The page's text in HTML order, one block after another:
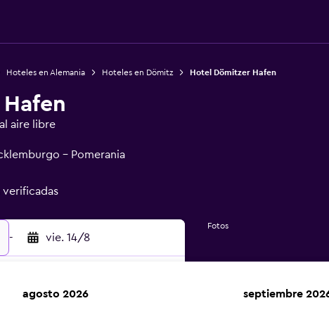
Hoteles en Alemania Hoteles en Dömitz Hotel Dömitzer Hafen
aire libre
- Pomerania
verificadas
- vie. 14/8
Fotos
agosto 2026 septiembre